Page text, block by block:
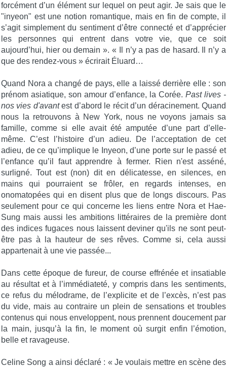
forcément d’un élément sur lequel on peut agir. Je sais que le
"inyeon" est une notion romantique, mais en fin de compte, il
s’agit simplement du sentiment d’être connecté et d’apprécier
les personnes qui entrent dans votre vie, que ce soit
aujourd’hui, hier ou demain ». « Il n’y a pas de hasard. Il n’y a
que des rendez-vous » écrirait Éluard…
Quand Nora a changé de pays, elle a laissé derrière elle : son
prénom asiatique, son amour d’enfance, la Corée. Past lives -
nos vies d'avantest d’abord le récit d’un déracinement. Quand
nous la retrouvons à New York, nous ne voyons jamais sa
famille, comme si elle avait été amputée d’une part d’elle-
même. C’est l’histoire d’un adieu. De l’acceptation de cet
adieu, de ce qu’implique le Inyeon, d’une porte sur le passé et
l’enfance qu’il faut apprendre à fermer. Rien n'est asséné,
surligné. Tout est (non) dit en délicatesse, en silences, en
mains qui pourraient se frôler, en regards intenses, en
onomatopées qui en disent plus que de longs discours. Pas
seulement pour ce qui concerne les liens entre Nora et Hae-
Sung mais aussi les ambitions littéraires de la première dont
des indices fugaces nous laissent deviner qu'ils ne sont peut-
être pas à la hauteur de ses rêves. Comme si, cela aussi
appartenait à une vie passée...
Dans cette époque de fureur, de course effrénée et insatiable
au résultat et à l’immédiateté, y compris dans les sentiments,
ce refus du mélodrame, de l’explicite et de l’excès, n’est pas
du vide, mais au contraire un plein de sensations et troubles
contenus qui nous enveloppent, nous prennent doucement par
la main, jusqu’à la fin, le moment où surgit enfin l’émotion,
belle et ravageuse.
Celine Song a ainsi déclaré : « Je voulais mettre en scène des